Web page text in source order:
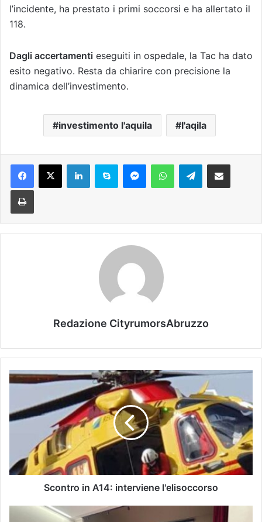
l’incidente, ha prestato i primi soccorsi e ha allertato il
118.
Dagli accertamenti eseguiti in ospedale, la Tac ha dato
esito negativo. Resta da chiarire con precisione la
dinamica dell’investimento.
investimento l'aquila l'aqila
Telegram
Redazione CityrumorsAbruzzo
Scontro in A14: interviene l'elisoccorso